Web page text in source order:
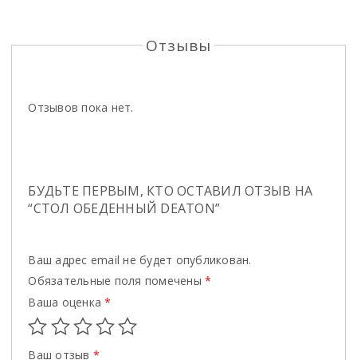
Отзывы
Отзывов пока нет.
БУДЬТЕ ПЕРВЫМ, КТО ОСТАВИЛ ОТЗЫВ НА
“СТОЛ ОБЕДЕННЫЙ DEATON”
Ваш адрес email не будет опубликован.
Обязательные поля помечены*
Ваша оценка*
Ваш отзыв *